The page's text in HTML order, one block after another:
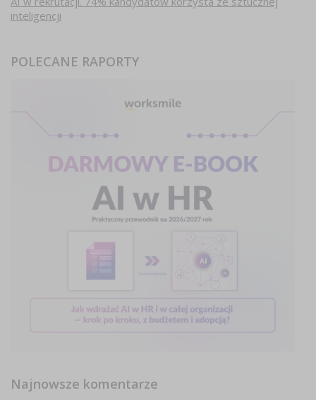
inteligencji
POLECANE RAPORTY
Najnowsze komentarze